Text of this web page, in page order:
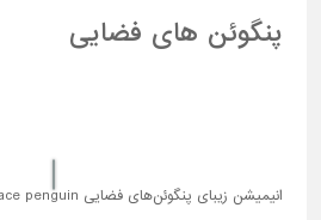
پنگوئن های فضایی